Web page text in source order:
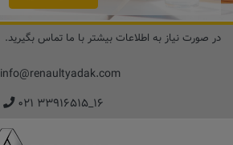
در صورت نیاز به اطلاعات بیشتر با ما تماس بگیرید.
info@renaultyadak.com
۰۲۱ ۳۳۹۱۶۵۱۵_۱۶